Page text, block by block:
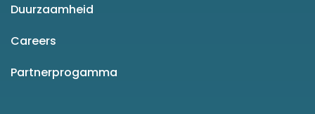
Duurzaamheid
Careers
Partnerprogamma